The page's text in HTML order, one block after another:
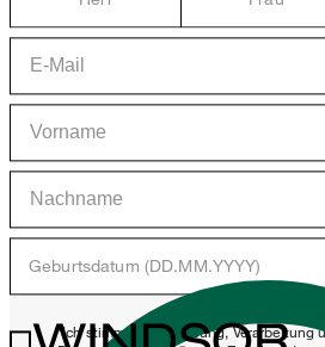
Geburtsdatum (DD.MM.YYYY)
*Ich stimme der Erhebung, Verarbeitung